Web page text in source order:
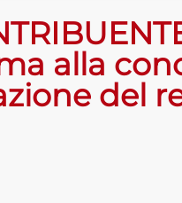
alla
del